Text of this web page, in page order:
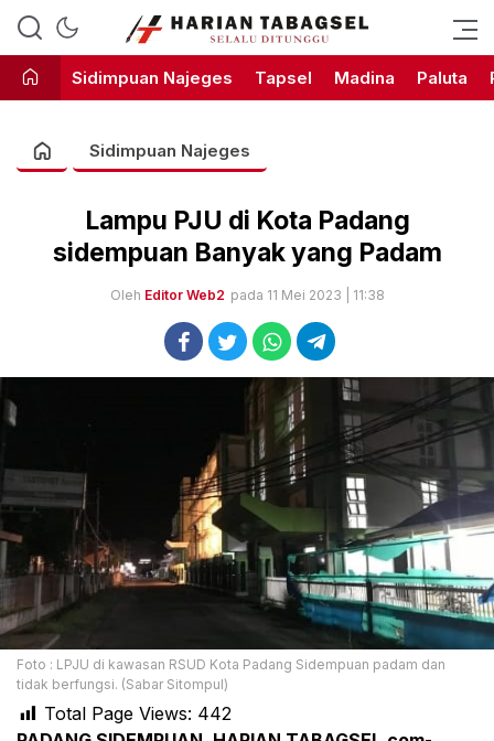
Harian Tabagsel
Harian Tabagsel Official Website
Sidimpuan Najeges
Tapsel Madina Paluta
Sidimpuan Najeges
Lampu PJU di Kota Padang
sidempuan Banyak yang Padam
Oleh Editor Web2 pada 11 Mei 2023 | 11:38
Foto : LPJU di kawasan RSUD Kota Padang Sidempuan padam dan
tidak berfungsi. (Sabar Sitompul)
Total Page Views: 442